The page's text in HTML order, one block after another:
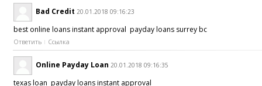
Bad Credit 20.01.2018 09:16:23
best online loans instant approval payday loans surrey bc
Ответить Ссылка
Online Payday Loan 20.01.2018 09:16:35
texas loan payday loans instant approval